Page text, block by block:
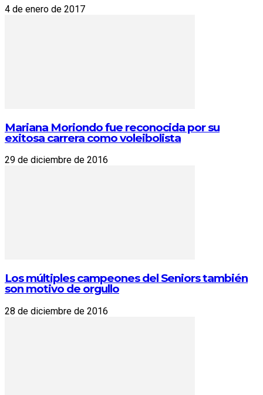
4 de enero de 2017
Mariana Moriondo fue reconocida por su
exitosa carrera como voleibolista
29 de diciembre de 2016
Los múltiples campeones del Seniors también
son motivo de orgullo
28 de diciembre de 2016